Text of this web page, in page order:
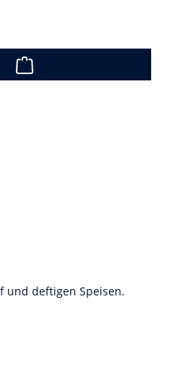
und deftigen Speisen.